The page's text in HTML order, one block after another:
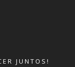
JUNTOS!